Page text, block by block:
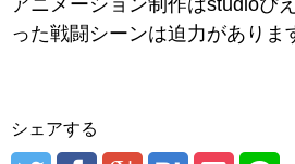
アニメーション制作はstudioぴ
った戦闘シーンは迫力がありま
シェアする